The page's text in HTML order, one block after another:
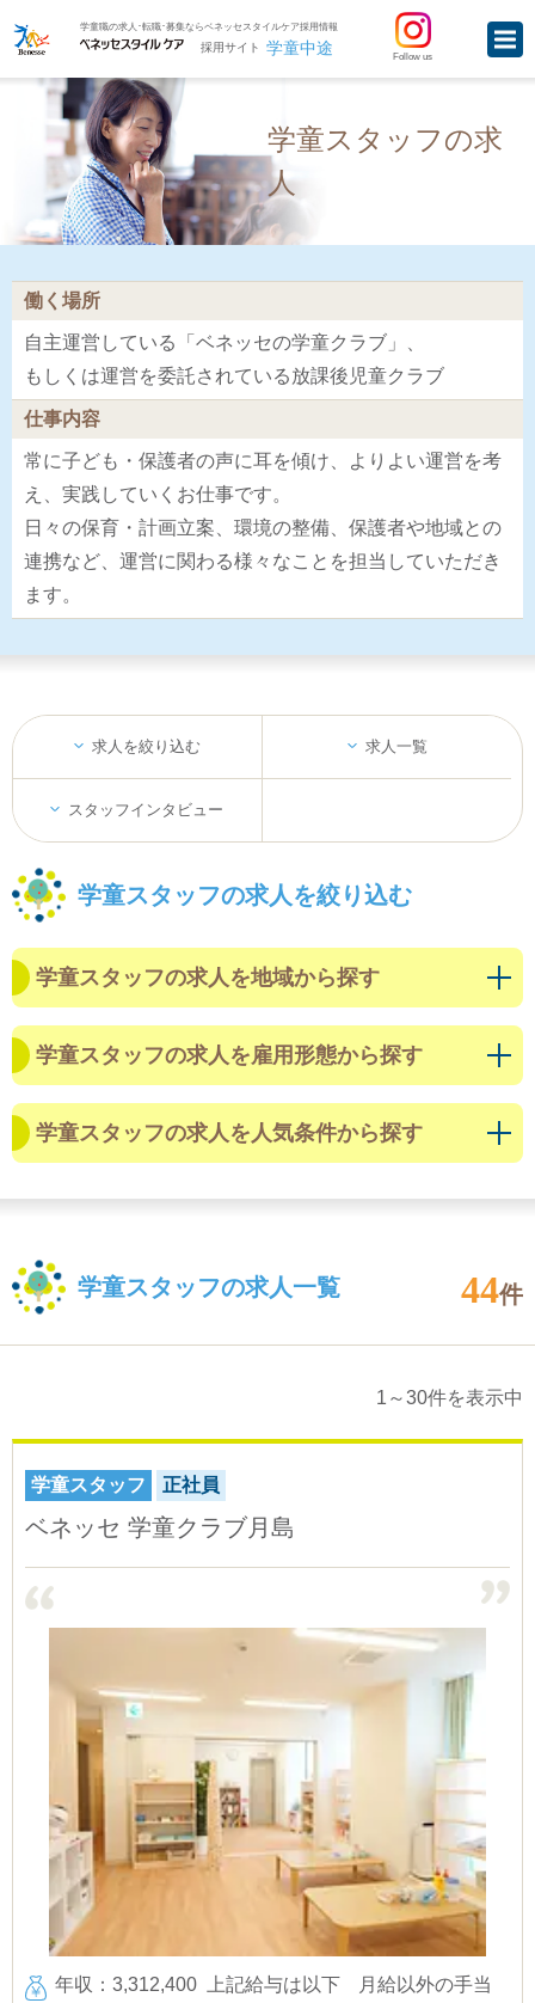
学童職の求人･転職･募集ならベネッセスタイルケア採用情報
採用サイト 学童中途 Follow us
学童スタッフの求
人
働く場所
自主運営している「ベネッセの学童クラブ」、
もしくは運営を委託されている放課後児童クラブ
仕事内容
常に子ども・保護者の声に耳を傾け、よりよい運営を考
え、実践していくお仕事です。
日々の保育・計画立案、環境の整備、保護者や地域との
連携など、運営に関わる様々なことを担当していただき
ます。
求人を絞り込む 求人一覧
スタッフインタビュー
学童スタッフの求人を絞り込む
学童スタッフの求人を地域から探す
学童スタッフの求人を雇用形態から探す
学童スタッフの求人を人気条件から探す
学童スタッフの求人一覧 44件
1～30件を表示中
学童スタッフ 正社員
ベネッセ 学童クラブ月島
年収：3,312,400
上記給与は以下
月給以外の手当